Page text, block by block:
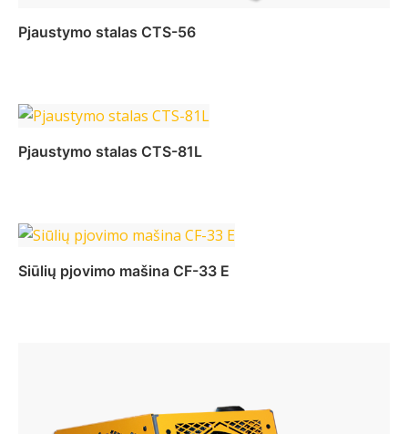
Pjaustymo stalas CTS-56
Daugiau
Pjaustymo stalas CTS-81L
Daugiau
Siūlių pjovimo mašina CF-33 E